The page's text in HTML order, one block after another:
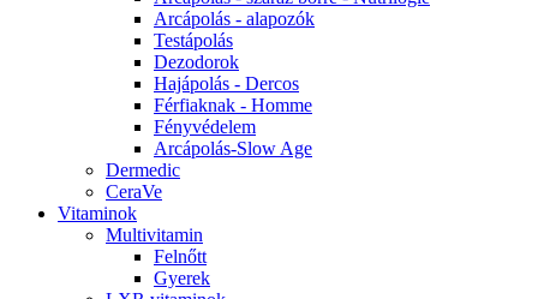
Arcápolás - alapozók
Testápolás
Dezodorok
Hajápolás - Dercos
Férfiaknak - Homme
Fényvédelem
Arcápolás-Slow Age
Dermedic
CeraVe
Vitaminok
Multivitamin
Felnőtt
Gyerek